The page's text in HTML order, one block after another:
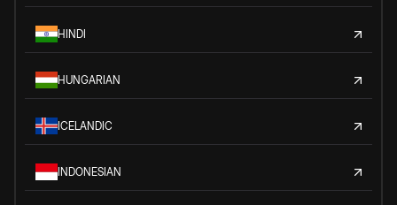
HINDI
HUNGARIAN
ICELANDIC
INDONESIAN